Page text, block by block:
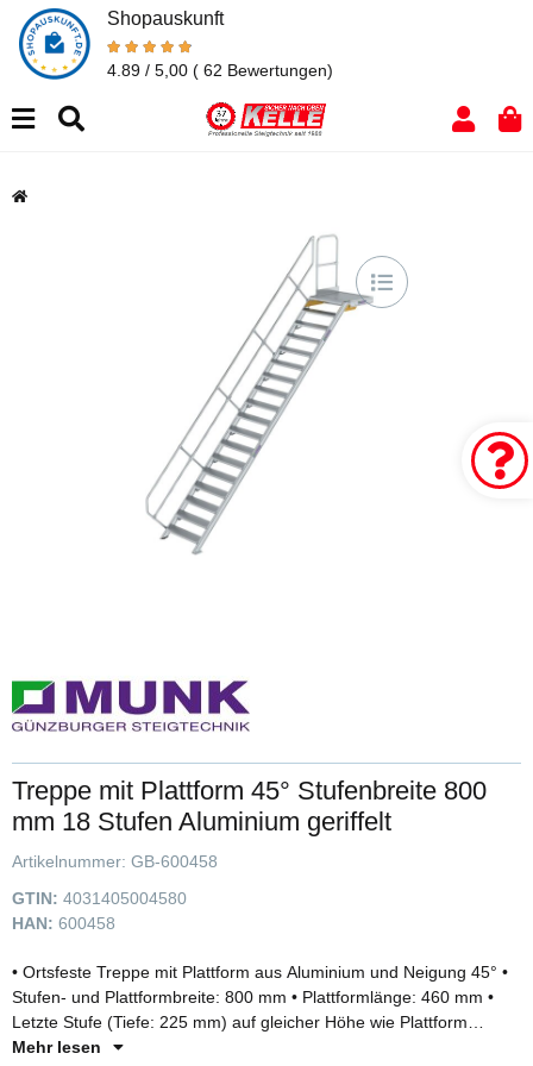
Shopauskunft
4.89 / 5,00 ( 62 Bewertungen)
Treppe mit Plattform 45° Stufenbreite 800
mm 18 Stufen Aluminium geriffelt
Artikelnummer: GB-600458
GTIN: 4031405004580
HAN: 600458
• Ortsfeste Treppe mit Plattform aus Aluminium und Neigung 45° •
Stufen- und Plattformbreite: 800 mm • Plattformlänge: 460 mm •
Letzte Stufe (Tiefe: 225 mm) auf gleicher Höhe wie Plattform
montiert (Gesamttrittfläche: 685 mm) • Stufen- und
Mehr lesen